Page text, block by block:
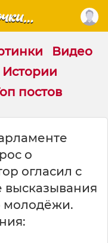
Видео
Истории
постов
о
огласил с
высказывания
молодёжи.